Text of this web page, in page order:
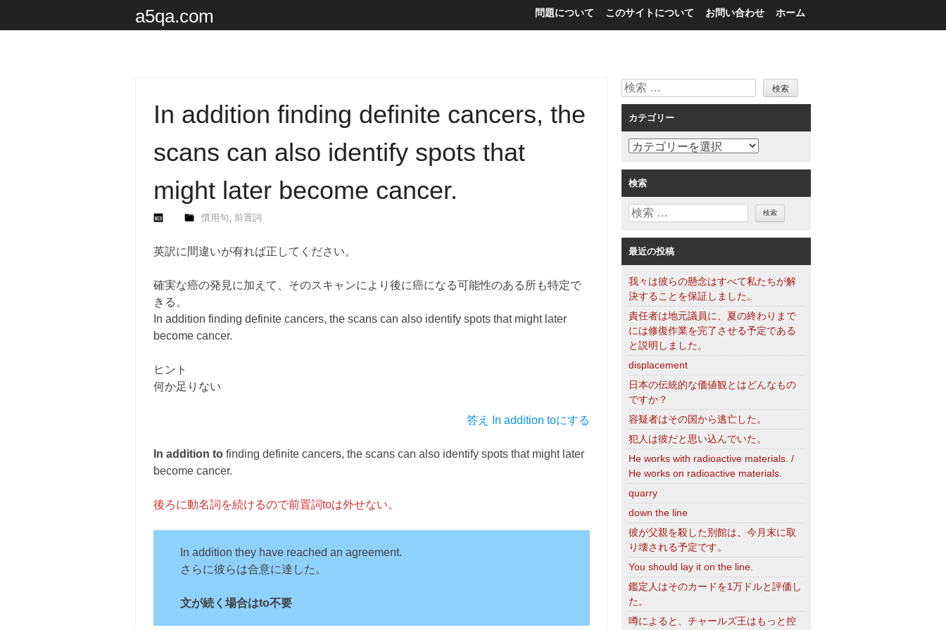
a5qa.com ホーム
お問い合わせ
このサイトについて
問題について
In addition finding definite cancers, the
scans can also identify spots that
might later become cancer.
慣用句, 前置詞
英訳に間違いが有れば正してください。
確実な癌の発見に加えて、そのスキャンにより後に癌になる可能性のある所も特定で
きる。
In addition finding definite cancers, the scans can also identify spots that might later
become cancer.
ヒント
何か足りない
答え In addition toにする
In addition to finding definite cancers, the scans can also identify spots that might later
become cancer.
後ろに動名詞を続けるので前置詞toは外せない。
In addition they have reached an agreement.
さらに彼らは合意に達した。
文が続く場合はto不要
検
索
カテゴリー
カ
ゴ
リ
ー
検索
検
最近の投稿
我々は彼らの懸念はすべて私たちが解
決することを保証しました。
責任者は地元議員に、夏の終わりまで
には修復作業を完了させる予定である
と説明しました。
displacement
日本の伝統的な価値観とはどんなもの
ですか？
容疑者はその国から逃亡した。
犯人は彼だと思い込んでいた。
He works with radioactive materials. /
He works on radioactive materials.
quarry
down the line
彼が父親を殺した別館は、今月末に取
り壊される予定です。
You should lay it on the line.
鑑定人はそのカードを1万ドルと評価し
た。
噂によると、チャールズ王はもっと控